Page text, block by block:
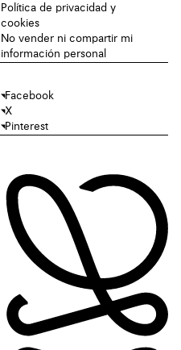
Política de privacidad y
cookies
No vender ni compartir mi
información personal
Facebook
X
Pinterest